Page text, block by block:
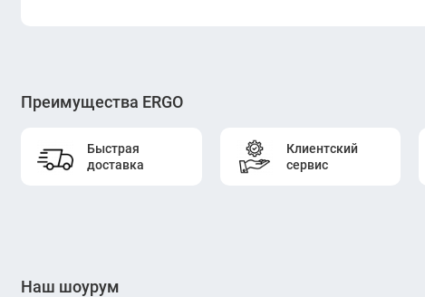
Преимущества ERGO
Быстрая
доставка
Клиентский
сервис
Наш шоурум